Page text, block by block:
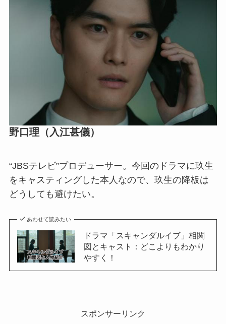
野口理（入江甚儀）
“JBSテレビ”プロデューサー。今回のドラマに玖生
をキャスティングした本人なので、玖生の降板は
どうしても避けたい。
あわせて読みたい
ドラマ「スキャンダルイブ」相関
図とキャスト：どこよりもわかり
やすく！
スポンサーリンク